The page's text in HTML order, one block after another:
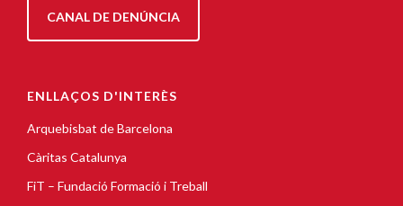
CANAL DE DENÚNCIA
ENLLAÇOS D'INTERÈS
Arquebisbat de Barcelona
Càritas Catalunya
FiT – Fundació Formació i Treball